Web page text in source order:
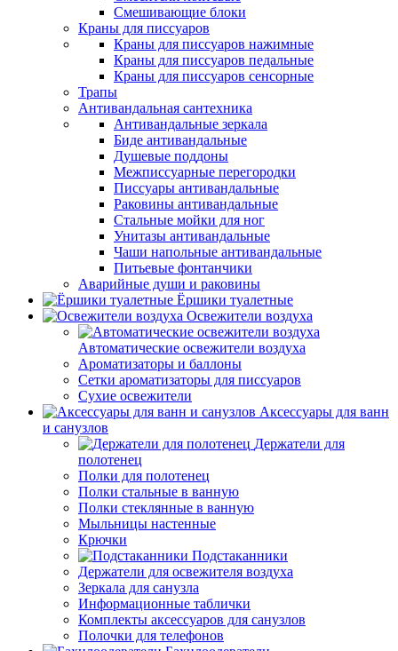
Смешивающие блоки
Краны для писсуаров
Краны для писсуаров нажимные
Краны для писсуаров педальные
Краны для писсуаров сенсорные
Трапы
Антивандальная сантехника
Антивандальные зеркала
Биде антивандальные
Душевые поддоны
Межписсуарные перегородки
Писсуары антивандальные
Раковины антивандальные
Стальные мойки для ног
Унитазы антивандальные
Чаши напольные антивандальные
Питьевые фонтанчики
Аварийные души и раковины
Ёршики туалетные
Освежители воздуха
Автоматические освежители воздуха
Ароматизаторы и баллоны
Сетки ароматизаторы для писсуаров
Сухие освежители
Аксессуары для ванн
и санузлов
Держатели для
полотенец
Полки для полотенец
Полки стальные в ванную
Полки стеклянные в ванную
Мыльницы настенные
Крючки
Подстаканники
Держатели для освежителя воздуха
Зеркала для санузла
Информационные таблички
Комплекты аксессуаров для санузлов
Полочки для телефонов